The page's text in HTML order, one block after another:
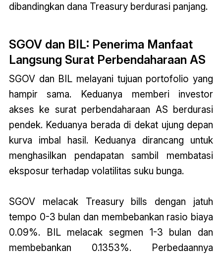
dibandingkan dana Treasury berdurasi panjang.
SGOV dan BIL: Penerima Manfaat
Langsung Surat Perbendaharaan AS
SGOV dan BIL melayani tujuan portofolio yang
hampir sama. Keduanya memberi investor
akses ke surat perbendaharaan AS berdurasi
pendek. Keduanya berada di dekat ujung depan
kurva imbal hasil. Keduanya dirancang untuk
menghasilkan pendapatan sambil membatasi
eksposur terhadap volatilitas suku bunga.
SGOV melacak Treasury bills dengan jatuh
tempo 0-3 bulan dan membebankan rasio biaya
0.09%. BIL melacak segmen 1-3 bulan dan
membebankan 0.1353%. Perbedaannya